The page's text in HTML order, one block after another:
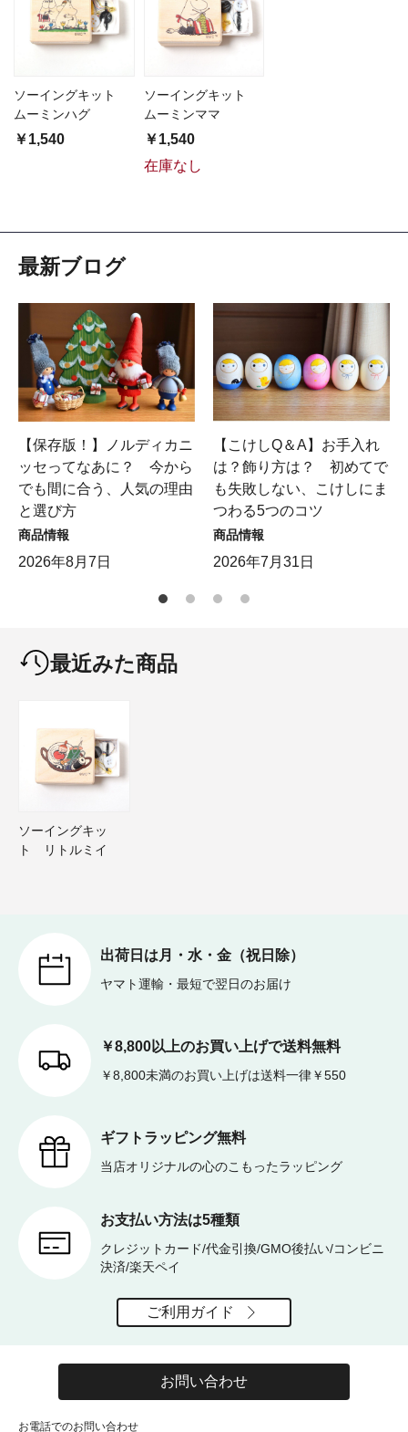
ソーイングキット
ムーミンハグ
￥1,540
ソーイングキット
ムーミンママ
￥1,540
在庫なし
最新ブログ
【保存版！】ノルディカニ
ッセってなあに？ 今から
でも間に合う、人気の理由
と選び方
商品情報
2026年8月7日
【こけしQ＆A】お手入れ
は？飾り方は？ 初めてで
も失敗しない、こけしにま
つわる5つのコツ
商品情報
2026年7月31日
最近みた商品
ソーイングキッ
ト リトルミイ
出荷日は月・水・金（祝日除）
ヤマト運輸・最短で翌日のお届け
￥8,800以上のお買い上げで送料無料
￥8,800未満のお買い上げは送料一律￥550
ギフトラッピング無料
当店オリジナルの心のこもったラッピング
お支払い方法は5種類
クレジットカード/代金引換/GMO後払い/コンビニ
決済/楽天ペイ
ご利用ガイド
お問い合わせ
お電話でのお問い合わせ